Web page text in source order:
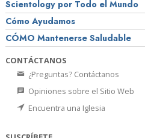
Scientology por Todo el Mundo
Cómo Ayudamos
CÓMO Mantenerse Saludable
CONTÁCTANOS
¿Preguntas? Contáctanos
Opiniones sobre el Sitio Web
Encuentra una Iglesia